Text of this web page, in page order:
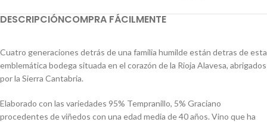
DESCRIPCIÓNCOMPRA FÁCILMENTE
Cuatro generaciones detrás de una familia humilde están detras de esta
emblemática bodega situada en el corazón de la Rioja Alavesa, abrigados
por la Sierra Cantabria.
Elaborado con las variedades 95% Tempranillo, 5% Graciano
procedentes de viñedos con una edad media de 40 años. Vino que ha